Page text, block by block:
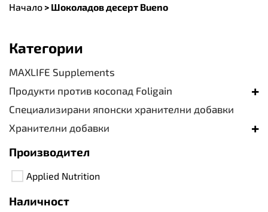
Начало > Шоколадов десерт Bueno
Категории
MAXLIFE Supplements
Продукти против косопад Foligain
+
Специализирани японски хранителни добавки
Хранителни добавки
+
Производител
Applied Nutrition
Наличност